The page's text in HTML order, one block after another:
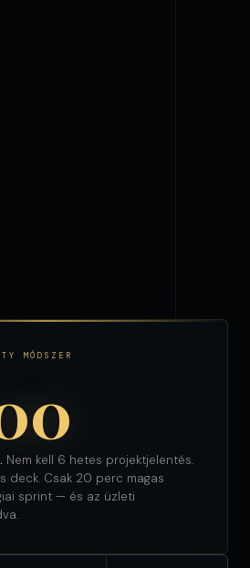
MÓDSZER
Nem kell 6 hetes projektjelentés.
deck. Csak 20 perc magas
sprint — és az üzleti